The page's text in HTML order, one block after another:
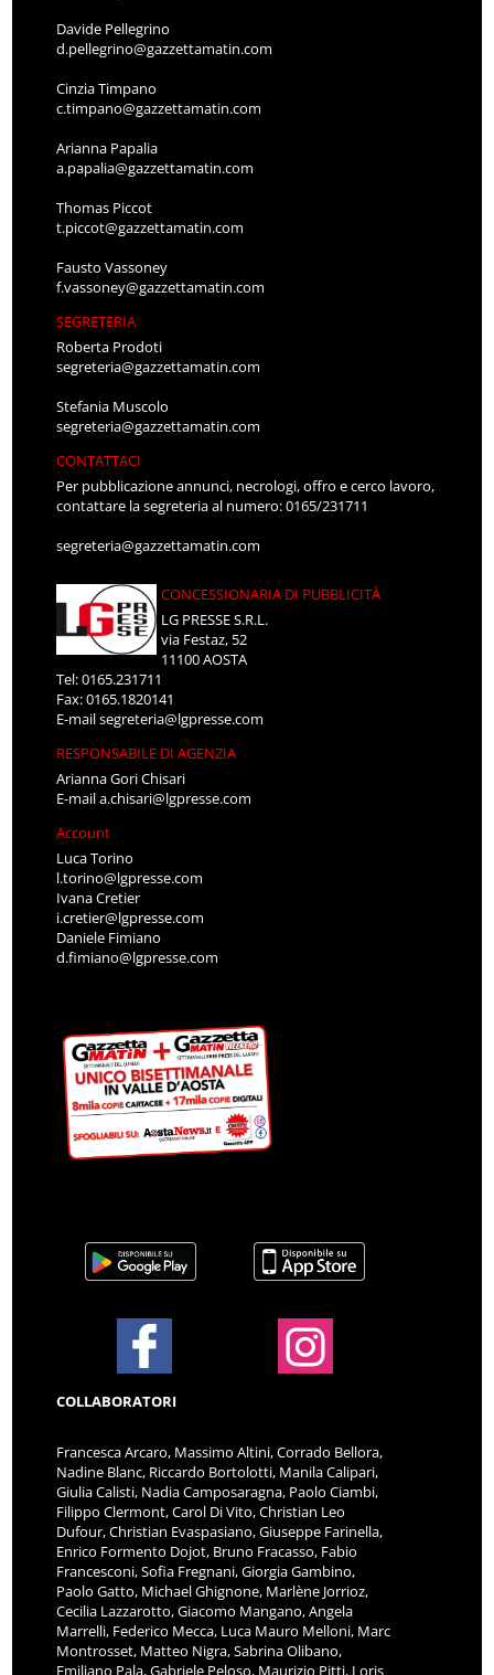
Davide Pellegrino
d.pellegrino@gazzettamatin.com
Cinzia Timpano
c.timpano@gazzettamatin.com
Arianna Papalia
a.papalia@gazzettamatin.com
Thomas Piccot
t.piccot@gazzettamatin.com
Fausto Vassoney
f.vassoney@gazzettamatin.com
SEGRETERIA
Roberta Prodoti
segreteria@gazzettamatin.com
Stefania Muscolo
segreteria@gazzettamatin.com
CONTATTACI
Per pubblicazione annunci, necrologi, offro e cerco lavoro,
contattare la segreteria al numero: 0165/231711
segreteria@gazzettamatin.com
CONCESSIONARIA DI PUBBLICITÀ
LG PRESSE S.R.L.
via Festaz, 52
11100 AOSTA
Tel: 0165.231711
Fax: 0165.1820141
E-mailsegreteria@lgpresse.com
RESPONSABILE DI AGENZIA
Arianna Gori Chisari
E-maila.chisari@lgpresse.com
Account
Luca Torino
l.torino@lgpresse.com
Ivana Cretier
i.cretier@lgpresse.com
Daniele Fimiano
d.fimiano@lgpresse.com
COLLABORATORI
Francesca Arcaro, Massimo Altini, Corrado Bellora,
Nadine Blanc, Riccardo Bortolotti, Manila Calipari,
Giulia Calisti, Nadia Camposaragna, Paolo Ciambi,
Filippo Clermont, Carol Di Vito, Christian Leo
Dufour, Christian Evaspasiano, Giuseppe Farinella,
Enrico Formento Dojot, Bruno Fracasso, Fabio
Francesconi, Sofia Fregnani, Giorgia Gambino,
Paolo Gatto, Michael Ghignone, Marlène Jorrioz,
Cecilia Lazzarotto, Giacomo Mangano, Angela
Marrelli, Federico Mecca, Luca Mauro Melloni, Marc
Montrosset, Matteo Nigra, Sabrina Olibano,
Emiliano Pala, Gabriele Peloso, Maurizio Pitti, Loris